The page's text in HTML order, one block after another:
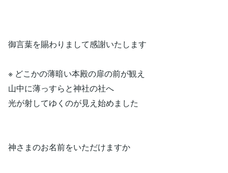
御言葉を賜わりまして感謝いたします
※ どこかの薄暗い本殿の扉の前が観え
山中に薄っすらと神社の社へ
光が射してゆくのが見え始めました
神さまのお名前をいただけますか